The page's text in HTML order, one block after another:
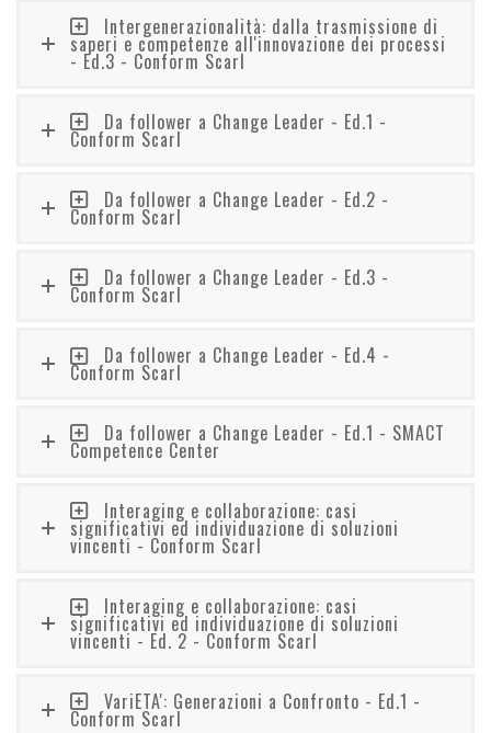
Intergenerazionalità: dalla trasmissione di
saperi e competenze all'innovazione dei processi
- Ed.3 - Conform Scarl
Da follower a Change Leader - Ed.1 -
Conform Scarl
Da follower a Change Leader - Ed.2 -
Conform Scarl
Da follower a Change Leader - Ed.3 -
Conform Scarl
Da follower a Change Leader - Ed.4 -
Conform Scarl
Da follower a Change Leader - Ed.1 - SMACT
Competence Center
Interaging e collaborazione: casi
significativi ed individuazione di soluzioni
vincenti - Conform Scarl
Interaging e collaborazione: casi
significativi ed individuazione di soluzioni
vincenti - Ed. 2 - Conform Scarl
VariETA': Generazioni a Confronto - Ed.1 -
Conform Scarl